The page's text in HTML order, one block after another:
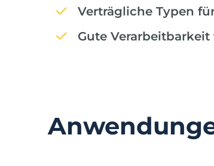
Verträgliche Typen
Gute